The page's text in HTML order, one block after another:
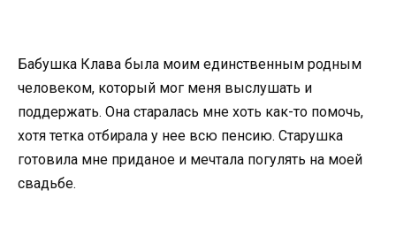
Бабушка Клава была моим единственным родным
человеком, который мог меня выслушать и
поддержать. Она старалась мне хоть как-то помочь,
хотя тетка отбирала у нее всю пенсию. Старушка
готовила мне приданое и мечтала погулять на моей
свадьбе.